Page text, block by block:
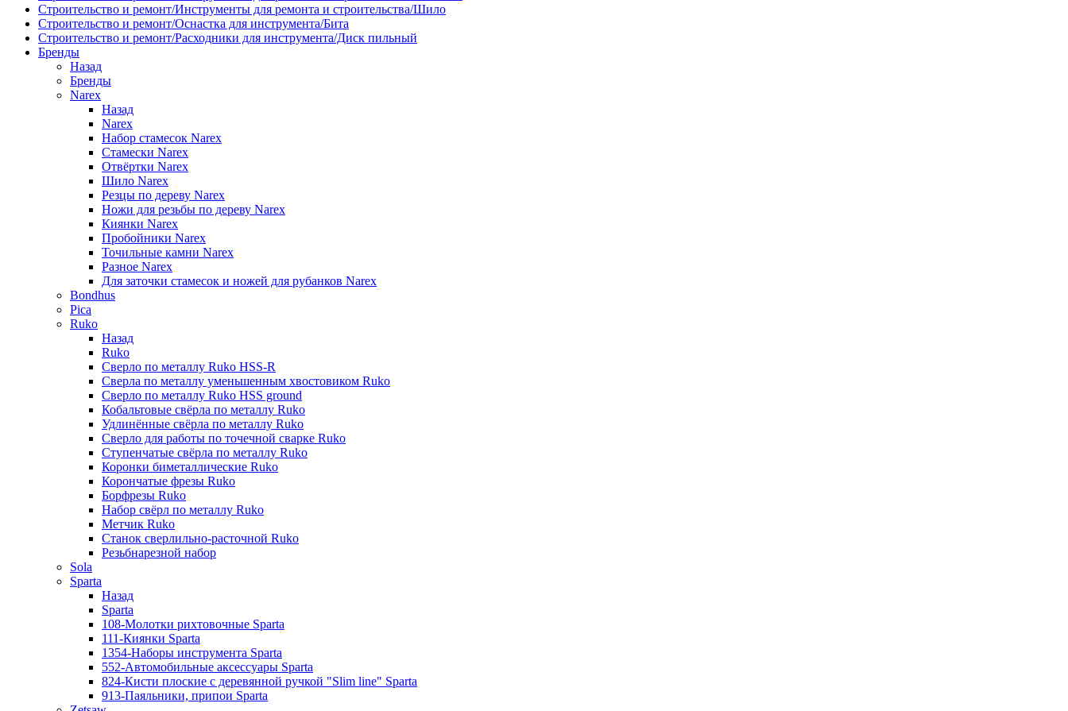
Строительство и ремонт/Инструменты для ремонта и строительства/Шило
Строительство и ремонт/Оснастка для инструмента/Бита
Строительство и ремонт/Расходники для инструмента/Диск пильный
Бренды
Назад
Бренды
Narex
Назад
Narex
Набор стамесок Narex
Стамески Narex
Отвёртки Narex
Шило Narex
Резцы по дереву Narex
Ножи для резьбы по дереву Narex
Киянки Narex
Пробойники Narex
Точильные камни Narex
Разное Narex
Для заточки стамесок и ножей для рубанков Narex
Bondhus
Pica
Ruko
Назад
Ruko
Сверло по металлу Ruko HSS-R
Сверла по металлу уменьшенным хвостовиком Ruko
Сверло по металлу Ruko HSS ground
Кобальтовые свёрла по металлу Ruko
Удлинённые свёрла по металлу Ruko
Сверло для работы по точечной сварке Ruko
Ступенчатые свёрла по металлу Ruko
Коронки биметаллические Ruko
Корончатые фрезы Ruko
Борфрезы Ruko
Набор свёрл по металлу Ruko
Метчик Ruko
Станок сверлильно-расточной Ruko
Резьбнарезной набор
Sola
Sparta
Назад
Sparta
108-Молотки рихтовочные Sparta
111-Киянки Sparta
1354-Наборы инструмента Sparta
552-Автомобильные аксессуары Sparta
824-Кисти плоские с деревянной ручкой "Slim line" Sparta
913-Паяльники, припои Sparta